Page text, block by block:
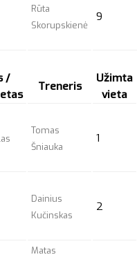
Rūta
Skorupskienė
9
/
Treneris
Užimta
vieta
Tomas
Šniauka
1
Dainius
Kučinskas
2
Matas